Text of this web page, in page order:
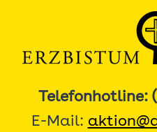
Telefonhotline:
E-Mail: